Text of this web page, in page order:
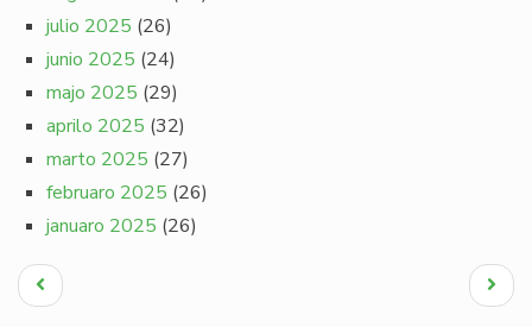
julio 2025 (26)
junio 2025 (24)
majo 2025 (29)
aprilo 2025 (32)
marto 2025 (27)
februaro 2025 (26)
januaro 2025 (26)
Pagination
Antaŭa
paĝo
Next
page